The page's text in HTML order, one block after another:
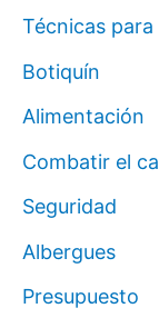
Técnicas
Botiquín
Alimentación
Combatir el
Seguridad
Albergues
Presupuesto